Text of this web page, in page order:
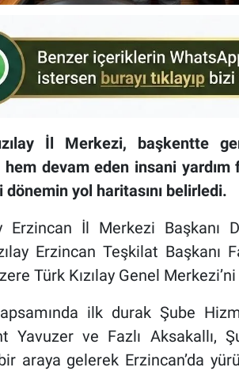
İl Merkezi, başkentte
devam eden insani
yol haritasını belirledi.
Erzincan İl Merkezi Başkanı
Erzincan Teşkilat Başkanı
Türk Kızılay Genel
ilk durak Şube
Yavuzer ve Fazlı Aksakallı,
araya gelerek Erzincan’da